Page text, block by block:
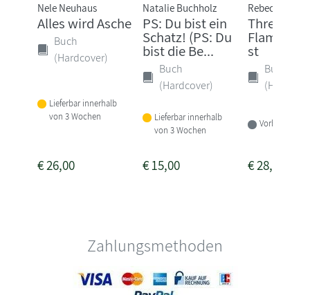
Nele Neuhaus
Alles wird Asche
Buch
(Hardcover)
Lieferbar innerhalb
von 3 Wochen
€26,00
Natalie Buchholz
PS: Du bist ein
Schatz! (PS: Du
bist die Be...
Buch
(Hardcover)
Lieferbar innerhalb
von 3 Wochen
€15,00
Rebecca
Threshing
st
Buch
Vorbestellbar
€28,00
Zahlungsmethoden